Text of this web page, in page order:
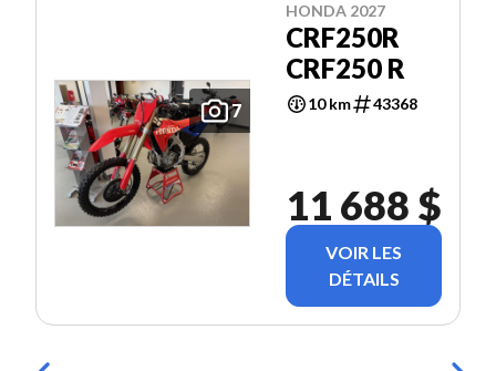
7
HONDA 2027
CRF250R
CRF250 R
10 km 43368
11 688 $
VOIR LES
DÉTAILS